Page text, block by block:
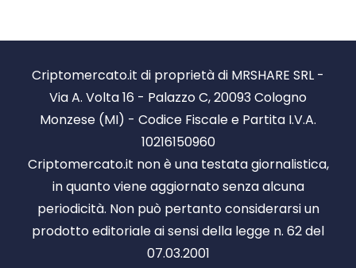
Criptomercato.it di proprietà di MRSHARE SRL -
Via A. Volta 16 - Palazzo C, 20093 Cologno
Monzese (MI) - Codice Fiscale e Partita I.V.A.
10216150960
Criptomercato.it non è una testata giornalistica,
in quanto viene aggiornato senza alcuna
periodicità. Non può pertanto considerarsi un
prodotto editoriale ai sensi della legge n. 62 del
07.03.2001